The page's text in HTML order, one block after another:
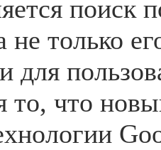
поиск
не только
то, что